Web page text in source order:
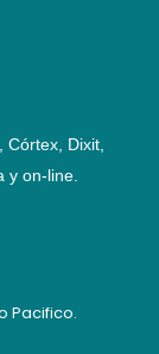
Córtex, Dixit,
y on-line.
Pacifico.